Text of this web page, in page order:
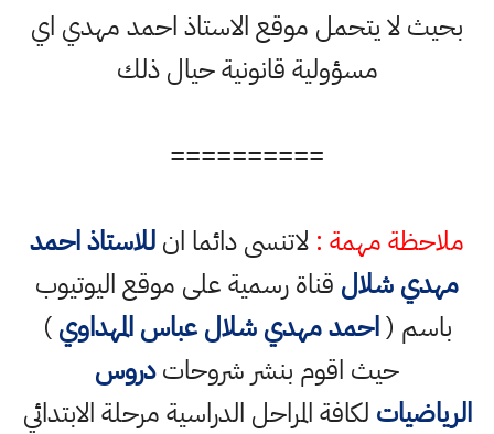
بحيث لا يتحمل موقع الاستاذ احمد مهدي اي
مسؤولية قانونية حيال ذلك
==========
ملاحظة مهمة : لاتنسى دائما انللاستاذ احمد
مهدي شلال قناة رسمية على موقع اليوتيوب
باسم (احمد مهدي شلال عباس المهداوي)
حيث اقوم بنشر شروحاتدروس
الرياضيات لكافة المراحل الدراسية مرحلة الابتدائي